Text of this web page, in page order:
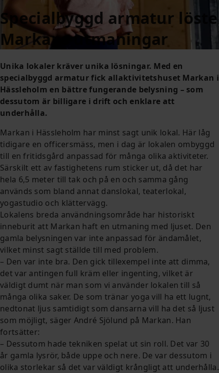
Specialbyggd armatur löste
Markans utmaningar
Unika lokaler kräver unika lösningar. Med en
specialbyggd armatur fick allaktivitetshuset Markan i
Hässleholm en bättre fungerande belysning – som
dessutom är billigare i drift och enklare att
underhålla.
Markan i Hässleholm har minst sagt unik lokal. Här låg
tidigare en officersmäss, men i dag är lokalen ombyggd
till en fritidsgård anpassad för många olika aktiviteter.
Särskilt ett av fastighetens rum sticker ut, då det har
hela 6,5 meter till tak och på en och samma gång
används som bland annat danslokal, teaterlokal,
yogastudio och klättervägg.
Lokalens breda användningsområde har historiskt
inneburit att Markan haft en utmaning med ljuset. Den
gamla belysningen var inte anpassad för ändamålet,
vilket minst sagt ställde till med problem.
– Den var inte bra. Den gick tillexempel inte att dimma,
det var antingen full kräm eller ingenting, vilket är
väldigt dumt när man som vi använder lokalen till så
många olika saker. De som tränar yoga vill ha ett lugnt,
nedtonat ljus samtidigt som dansarna vill ha det så ljust
som möjligt, säger André Sjölund på Markan. Han
fortsätter:
– Dessutom hade tekniken spelat ut sin roll. Det var 30
år gamla lysrör, både uppe och nere. De var dessutom i
olika storlekar så det var väldigt krångligt att underhålla.